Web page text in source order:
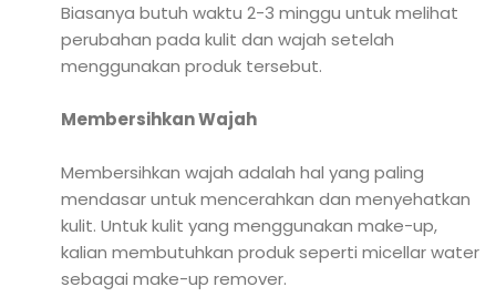
Biasanya butuh waktu 2-3 minggu untuk melihat
perubahan pada kulit dan wajah setelah
menggunakan produk tersebut.
Membersihkan Wajah
Membersihkan wajah adalah hal yang paling
mendasar untuk mencerahkan dan menyehatkan
kulit. Untuk kulit yang menggunakan make-up,
kalian membutuhkan produk seperti micellar water
sebagai make-up remover.